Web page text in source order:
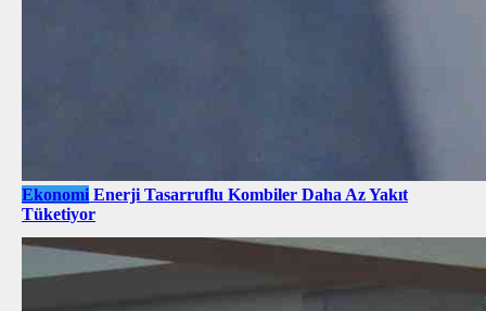
Ekonomi Enerji Tasarruflu Kombiler Daha Az Yakıt
Tüketiyor